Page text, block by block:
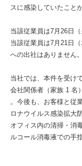
スに感染していたこと
当該従業員は7月26日
当該従業員は7月21日
への出社はありません。
当社では、本件を受け
会社関係者（家族 1 名
。今後も、お客様と従
ロナウイルス感染拡大
オフィス内の清掃・消
ルコール消毒液での手